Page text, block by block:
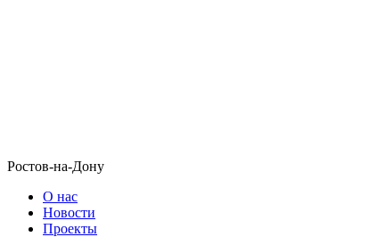
Ростов-на-Дону
О нас
Новости
Проекты